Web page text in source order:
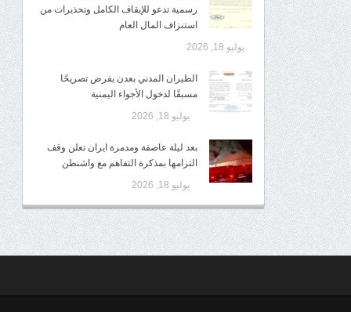
رسمية تدعو للإيقاف الكامل وتحذيرات من
استنزاف المال العام
يوليو 18, 2026
الطيران المدني بعدن يفرض تصريحًا
مسبقًا لدخول الأجواء اليمنية
يوليو 18, 2026
بعد ليلة عاصفة ومدمرة ايران تعلن وقف
التزامها بمذكرة التفاهم مع واشنطن
يوليو 18, 2026